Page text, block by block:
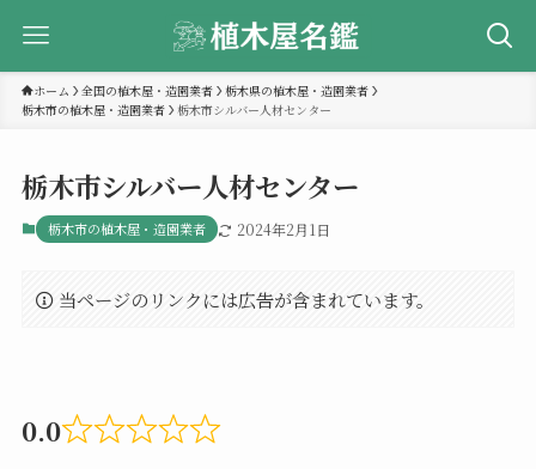
ホーム 全国の植木屋・造園業者
栃木県の植木屋・造園業者
栃木市の植木屋・造園業者
栃木市シルバー人材センター
栃木市シルバー人材センター
栃木市の植木屋・造園業者 2024年2月1日
当ページのリンクには広告が含まれています。
0.0
Rated